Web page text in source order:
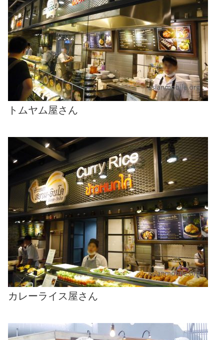
トムヤム屋さん
カレーライス屋さん